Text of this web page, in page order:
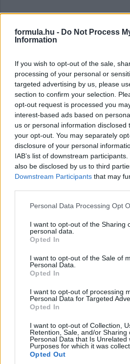
formula.hu - Do Not Process
Information
If you wish to opt-out of the sale,
processing of your personal or
targeted advertising by us, please
section to confirm your selection.
opt-out request is processed you
interest-based ads based on
us or personal information disclosed
your opt-out. You may separately
disclosure of your personal
IAB’s list of downstream
also be disclosed by us to third
Downstream Participants that may
Please note that this website/app
not limited to your visit or usage
grant or deny consent to Google
use your data for below specified
consent section.
Personal Data Processing Opt
I want to opt-out of the Sharing
personal data.
Opted In
I want to opt-out of the Sale of
Personal Data.
Opted In
I want to opt-out of processing
Personal Data for Targeted
Opted In
I want to opt-out of Collection,
Retention, Sale, and/or Sharing
Personal Data that Is Unrelated
Purposes for which it was
Opted Out
sikánon, és elhagyta a diffúzorát!
le az autóról, aminek elment a fékje
versenyző elmondása szerint.
14:53
A hátsó gumikat le tudták
ugrálni kellett az autón, mert az
sem működik rendesen.
14:53
Hajjajj... A #31-es
A PR1 Mathiasen azóta sem
megmozdulna. Maradtak 45-en.
Akárhogy számolom, a két